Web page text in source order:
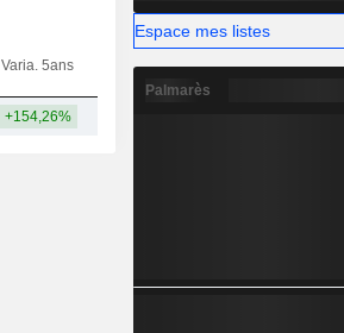
Varia. 5ans Capi. CT MT LT
+154,26%
Espace mes listes
Palmarès